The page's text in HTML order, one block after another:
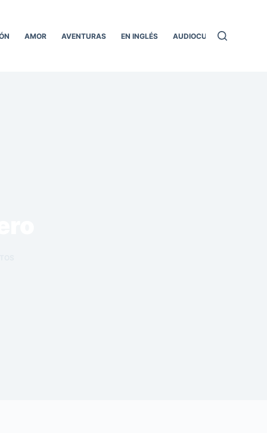
AMOR AVENTURAS EN INGLÉS AUDIOCUENTOS